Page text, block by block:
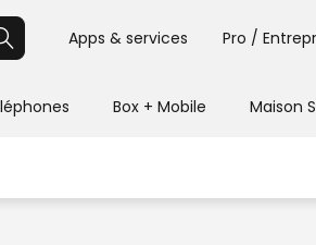
Apps & services Pro /
Box + Mobile Maison